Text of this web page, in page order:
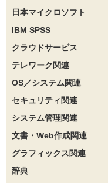
日本マイクロソフト
IBM SPSS
クラウドサービス
テレワーク関連
OS／システム関連
セキュリティ関連
システム管理関連
文書・Web作成関連
グラフィックス関連
辞典